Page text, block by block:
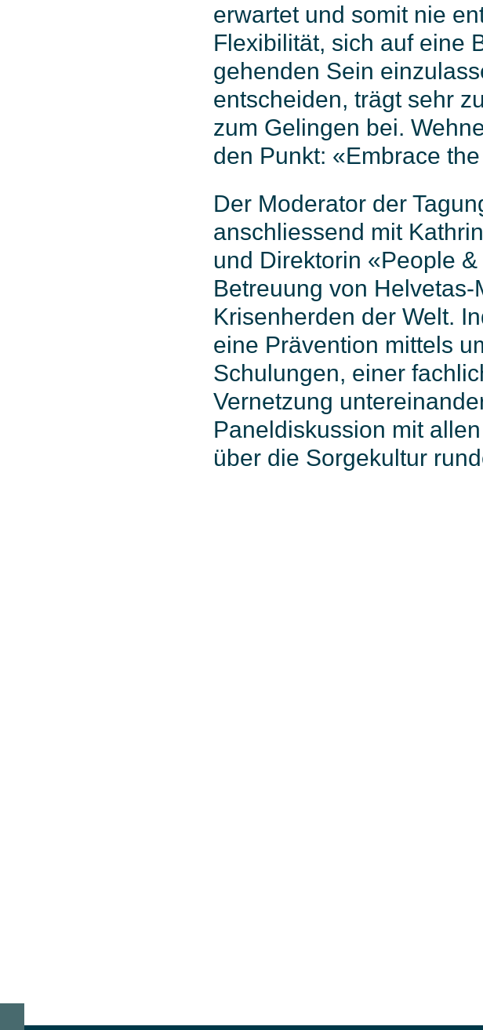
erwartet und somit nie
Flexibilität, sich auf eine
gehenden Sein
entscheiden, trägt sehr
zum Gelingen bei.
den Punkt: «Embrace
Der Moderator der
anschliessend mit
und Direktorin «People
Betreuung von
Krisenherden der Welt.
eine Prävention mittels
Schulungen, einer
Vernetzung
Paneldiskussion mit
über die Sorgekultur